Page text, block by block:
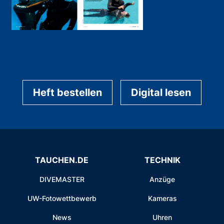
Heft bestellen Digital lesen
TAUCHEN.DE
DIVEMASTER
UW-Fotowettbewerb
News
TECHNIK
Anzüge
Kameras
Uhren